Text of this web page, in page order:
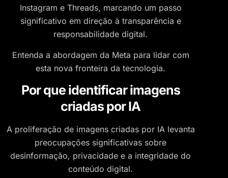
Instagram e Threads, marcando um passo
significativo em direção à transparência e
responsabilidade digital.
Entenda a abordagem da Meta para lidar com
esta nova fronteira da tecnologia.
Por que identificar imagens
criadas por IA
A proliferação de imagens criadas por IA levanta
preocupações significativas sobre
desinformação, privacidade e a integridade do
conteúdo digital.